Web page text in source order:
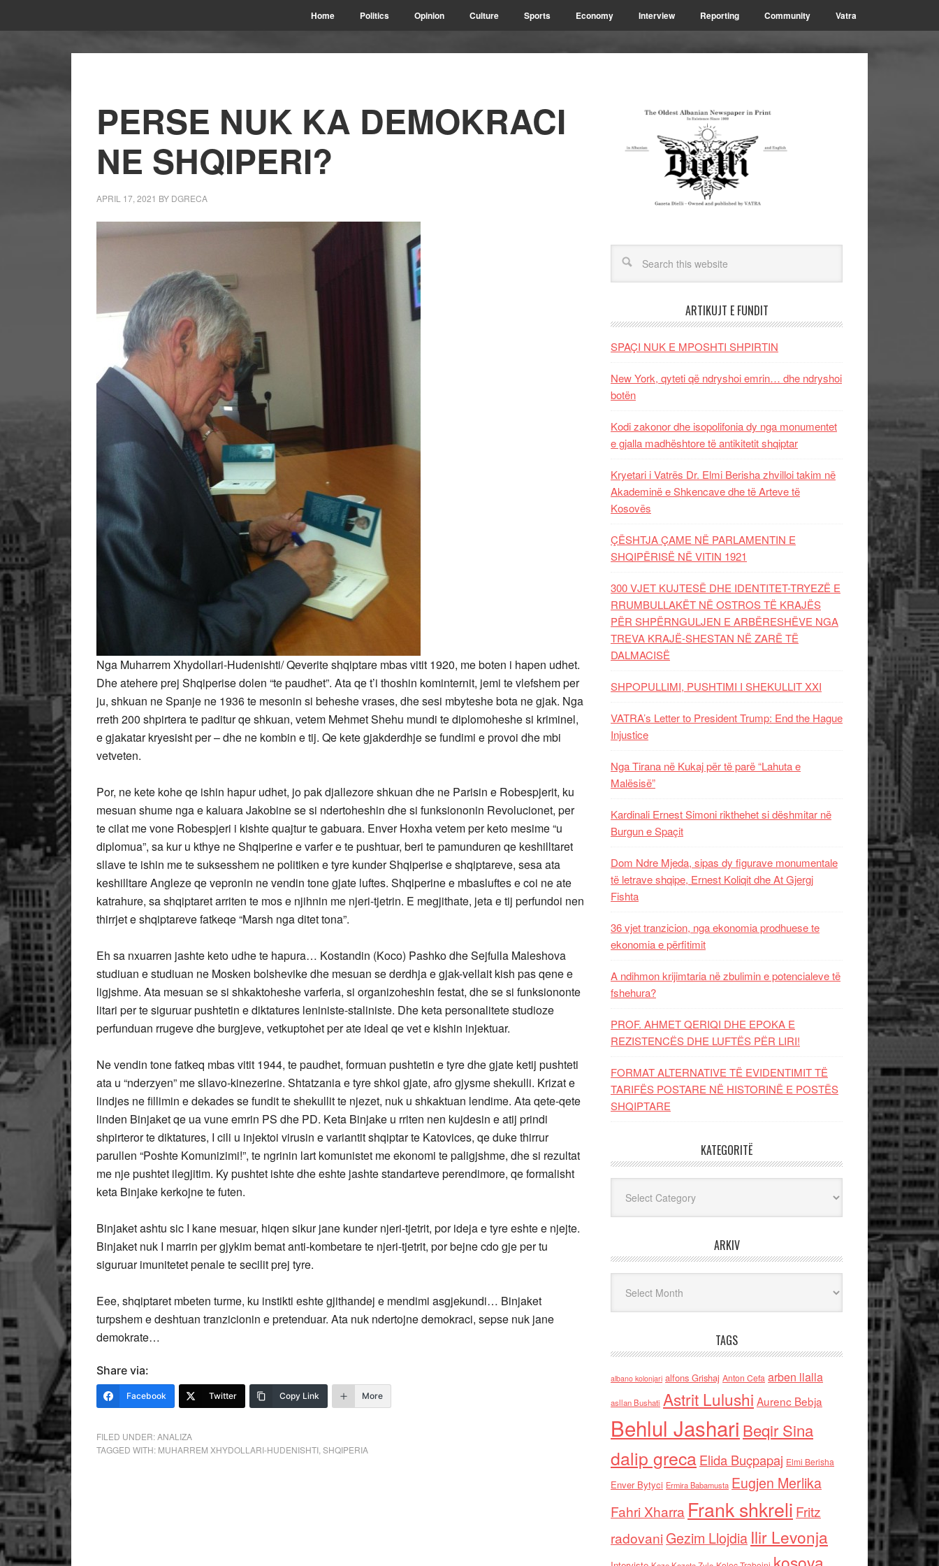
Home Politics Opinion Culture Sports Economy Interview Reporting Community Vatra
PERSE NUK KA DEMOKRACI
NE SHQIPERI?
APRIL 17, 2021 BY DGRECA
Nga Muharrem Xhydollari-Hudenishti/ Qeverite shqiptare mbas vitit 1920, me boten i hapen udhet.
Dhe atehere prej Shqiperise dolen “te paudhet”. Ata qe t’i thoshin kominternit, jemi te vlefshem per
ju, shkuan ne Spanje ne 1936 te mesonin si beheshe vrases, dhe sesi mbyteshe bota ne gjak. Nga
rreth 200 shpirtera te paditur qe shkuan, vetem Mehmet Shehu mundi te diplomoheshe si kriminel,
e gjakatar kryesisht per – dhe ne kombin e tij. Qe kete gjakderdhje se fundimi e provoi dhe mbi
vetveten.
Por, ne kete kohe qe ishin hapur udhet, jo pak djallezore shkuan dhe ne Parisin e Robespjerit, ku
mesuan shume nga e kaluara Jakobine se si ndertoheshin dhe si funksiononin Revolucionet, per
te cilat me vone Robespjeri i kishte quajtur te gabuara. Enver Hoxha vetem per keto mesime “u
diplomua”, sa kur u kthye ne Shqiperine e varfer e te pushtuar, beri te pamunduren qe keshilltaret
sllave te ishin me te suksesshem ne politiken e tyre kunder Shqiperise e shqiptareve, sesa ata
keshilltare Angleze qe vepronin ne vendin tone gjate luftes. Shqiperine e mbasluftes e coi ne ate
katrahure, sa shqiptaret arriten te mos e njihnin me njeri-tjetrin. E megjithate, jeta e tij perfundoi nen
thirrjet e shqiptareve fatkeqe “Marsh nga ditet tona”.
Eh sa nxuarren jashte keto udhe te hapura… Kostandin (Koco) Pashko dhe Sejfulla Maleshova
studiuan e studiuan ne Mosken bolshevike dhe mesuan se derdhja e gjak-vellait kish pas qene e
ligjshme. Ata mesuan se si shkaktoheshe varferia, si organizoheshin festat, dhe se si funksiononte
litari per te siguruar pushtetin e diktatures leniniste-staliniste. Dhe keta personalitete studioze
perfunduan rrugeve dhe burgjeve, vetkuptohet per ate ideal qe vet e kishin injektuar.
Ne vendin tone fatkeq mbas vitit 1944, te paudhet, formuan pushtetin e tyre dhe gjate ketij pushteti
ata u “nderzyen” me sllavo-kinezerine. Shtatzania e tyre shkoi gjate, afro gjysme shekulli. Krizat e
lindjes ne fillimin e dekades se fundit te shekullit te njezet, nuk u shkaktuan lendime. Ata qete-qete
linden Binjaket qe ua vune emrin PS dhe PD. Keta Binjake u rriten nen kujdesin e atij prindi
shpirteror te diktatures, I cili u injektoi virusin e variantit shqiptar te Katovices, qe duke thirrur
parullen “Poshte Komunizimi!”, te ngrinin lart komunistet me ekonomi te paligjshme, dhe si rezultat
me nje pushtet ilegjitim. Ky pushtet ishte dhe eshte jashte standarteve perendimore, qe formalisht
keta Binjake kerkojne te futen.
Binjaket ashtu sic I kane mesuar, hiqen sikur jane kunder njeri-tjetrit, por ideja e tyre eshte e njejte.
Binjaket nuk I marrin per gjykim bemat anti-kombetare te njeri-tjetrit, por bejne cdo gje per tu
siguruar imunitetet penale te secilit prej tyre.
Eee, shqiptaret mbeten turme, ku instikti eshte gjithandej e mendimi asgjekundi… Binjaket
turpshem e deshtuan tranzicionin e pretenduar. Ata nuk ndertojne demokraci, sepse nuk jane
demokrate…
Share via:
Facebook Twitter Copy Link More
FILED UNDER:ANALIZA
TAGGED WITH: MUHARREM XHYDOLLARI-HUDENISHTI SHQIPERIA
ARTIKUJT E FUNDIT
SPAÇI NUK E MPOSHTI SHPIRTIN
New York, qyteti që ndryshoi emrin… dhe ndryshoi
botën
Kodi zakonor dhe isopolifonia dy nga monumentet
e gjalla madhështore të antikitetit shqiptar
Kryetari i Vatrës Dr. Elmi Berisha zhvilloi takim në
Akademinë e Shkencave dhe të Arteve të
Kosovës
ÇËSHTJA ÇAME NË PARLAMENTIN E
SHQIPËRISË NË VITIN 1921
300 VJET KUJTESË DHE IDENTITET-TRYEZË E
RRUMBULLAKËT NË OSTROS TË KRAJËS
PËR SHPËRNGULJEN E ARBËRESHËVE NGA
TREVA KRAJË-SHESTAN NË ZARË TË
DALMACISË
SHPOPULLIMI, PUSHTIMI I SHEKULLIT XXI
VATRA’s Letter to President Trump: End the Hague
Injustice
Nga Tirana në Kukaj për të parë “Lahuta e
Malësisë”
Kardinali Ernest Simoni rikthehet si dëshmitar në
Burgun e Spaçit
Dom Ndre Mjeda, sipas dy figurave monumentale
të letrave shqipe, Ernest Koliqit dhe At Gjergj
Fishta
36 vjet tranzicion, nga ekonomia prodhuese te
ekonomia e përfitimit
A ndihmon krijimtaria në zbulimin e potencialeve të
fshehura?
PROF. AHMET QERIQI DHE EPOKA E
REZISTENCЁS DHE LUFTЁS PЁR LIRI!
FORMAT ALTERNATIVE TË EVIDENTIMIT TË
TARIFËS POSTARE NË HISTORINË E POSTËS
SHQIPTARE
KATEGORITË
ARKIV
TAGS
albano kolonjari alfons Grishaj Anton Cefa arben llalla
asllan Bushati Astrit Lulushi Aurenc Bebja
Behlul Jashari Beqir Sina
dalip grecaElida Buçpapaj Elmi Berisha
Enver Bytyci Ermira Babamusta Eugjen Merlika
Fahri Xharra Frank shkreli Fritz
radovaniGezim Llojdia Ilir Levonja